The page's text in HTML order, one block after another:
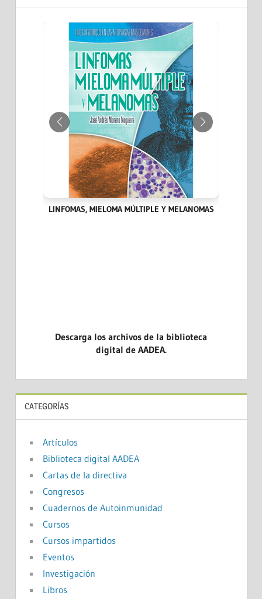
LINFOMAS, MIELOMA MÚLTIPLE Y MELANOMAS
Descarga los archivos de la biblioteca
digital de AADEA.
CATEGORÍAS
Artículos
Biblioteca digital AADEA
Cartas de la directiva
Congresos
Cuadernos de Autoinmunidad
Cursos
Cursos impartidos
Eventos
Investigación
Libros